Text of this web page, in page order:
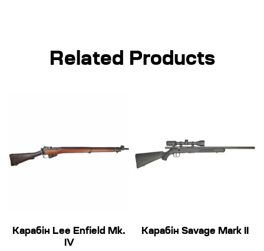
Related Products
Карабін Lee Enfield Mk.
IV
Карабін Savage Mark II